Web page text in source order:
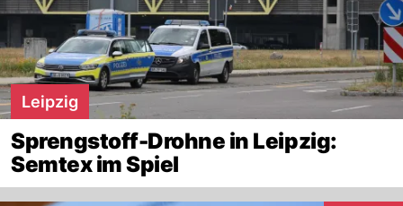
Leipzig
Sprengstoff-Drohne in Leipzig:
Semtex im Spiel